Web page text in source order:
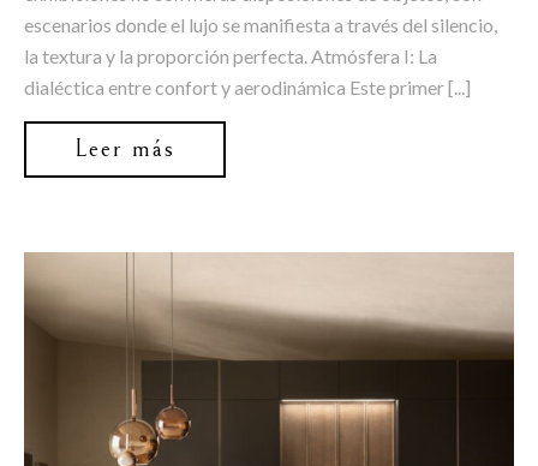
escenarios donde el lujo se manifiesta a través del silencio,
la textura y la proporción perfecta. Atmósfera I: La
dialéctica entre confort y aerodinámica Este primer [...]
Leer más